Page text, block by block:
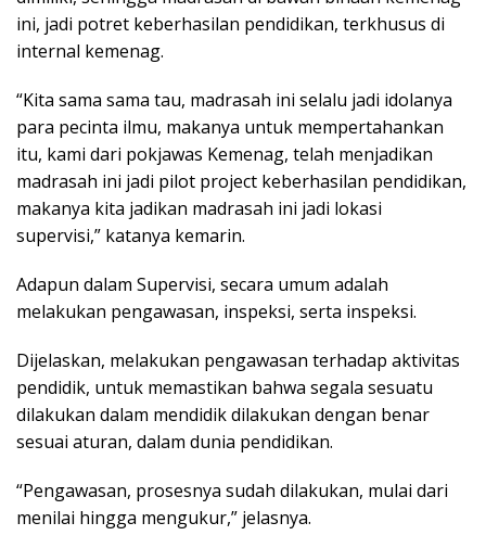
ini, jadi potret keberhasilan pendidikan, terkhusus di
internal kemenag.
“Kita sama sama tau, madrasah ini selalu jadi idolanya
para pecinta ilmu, makanya untuk mempertahankan
itu, kami dari pokjawas Kemenag, telah menjadikan
madrasah ini jadi pilot project keberhasilan pendidikan,
makanya kita jadikan madrasah ini jadi lokasi
supervisi,” katanya kemarin.
Adapun dalam Supervisi, secara umum adalah
melakukan pengawasan, inspeksi, serta inspeksi.
Dijelaskan, melakukan pengawasan terhadap aktivitas
pendidik, untuk memastikan bahwa segala sesuatu
dilakukan dalam mendidik dilakukan dengan benar
sesuai aturan, dalam dunia pendidikan.
“Pengawasan, prosesnya sudah dilakukan, mulai dari
menilai hingga mengukur,” jelasnya.